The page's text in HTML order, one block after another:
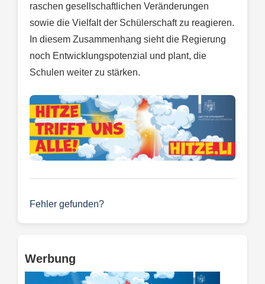
raschen gesellschaftlichen Veränderungen
sowie die Vielfalt der Schülerschaft zu reagieren.
In diesem Zusammenhang sieht die Regierung
noch Entwicklungspotenzial und plant, die
Schulen weiter zu stärken.
Fehler gefunden?
Werbung